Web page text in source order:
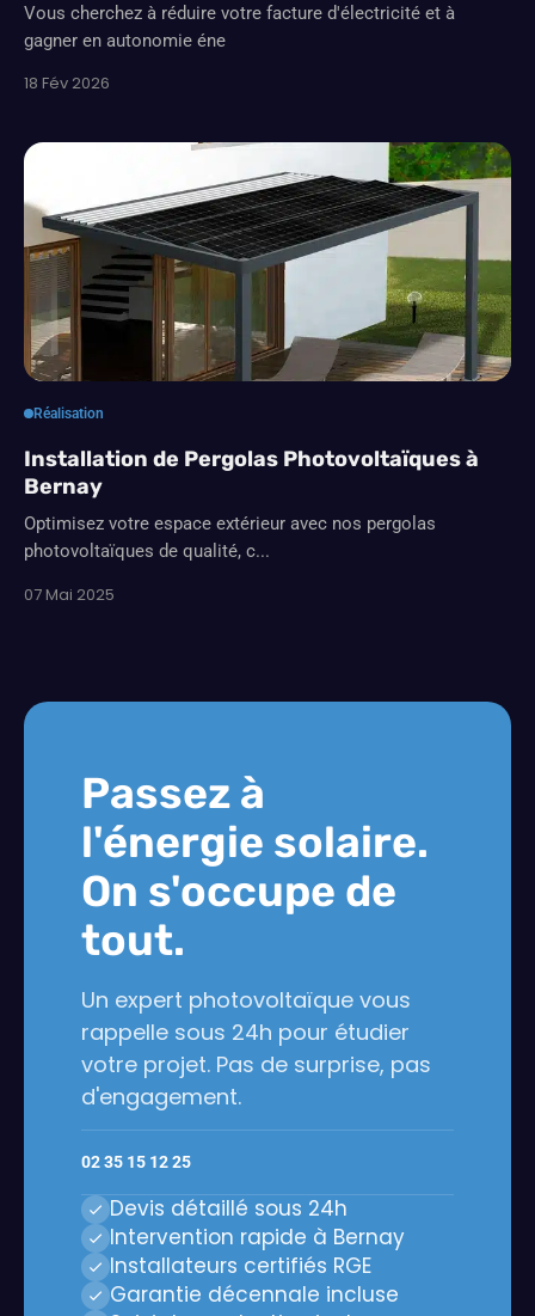
Vous cherchez à réduire votre facture d'électricité et à
gagner en autonomie éne
18 Fév 2026
Réalisation
Installation de Pergolas Photovoltaïques à
Bernay
Optimisez votre espace extérieur avec nos pergolas
photovoltaïques de qualité, c...
07 Mai 2025
Passez à
l'énergie solaire.
On s'occupe de
tout.
Un expert photovoltaïque vous
rappelle sous 24h pour étudier
votre projet. Pas de surprise, pas
d'engagement.
02 35 15 12 25
Devis détaillé sous 24h
Intervention rapide à Bernay
Installateurs certifiés RGE
Garantie décennale incluse